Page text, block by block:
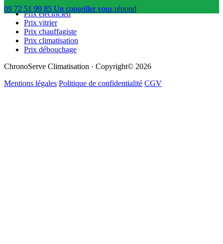
09 72 51 99 85 Un conseillervous répond
Prix serrurier
Prix électricien
Prix vitrier
Prix chauffagiste
Prix climatisation
Prix débouchage
ChronoServe Climatisation · Copyright© 2026
Mentions légales Politique de confidentialité CGV